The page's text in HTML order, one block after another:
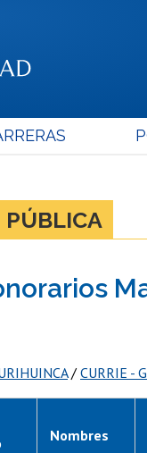
PÚBLICA
/ CURRIE -
Nombres